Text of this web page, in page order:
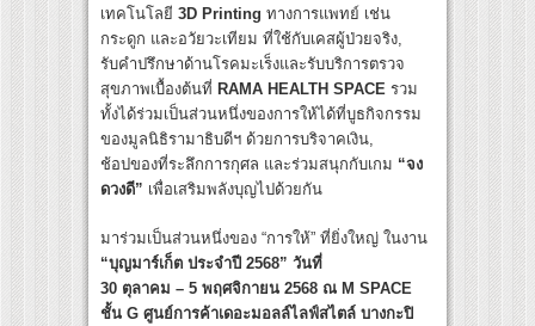
เทคโนโลยี 3D Printing ทางการแพทย์ เช่น
กระดูก และอวัยวะเทียม ที่ใช้กับเคสผู้ป่วยจริง,
รับคำปรึกษาด้านโรคมะเร็งและรับบริการตรวจ
สุขภาพเบื้องต้นที่ RAMA HEALTH SPACE รวม
ทั้งได้ร่วมเป็นส่วนหนึ่งของการให้ได้ที่บูธกิจกรรม
ของมูลนิธิรามาธิบดีฯ ด้วยการบริจาคเงิน,
ช้อปของที่ระลึกการกุศล และร่วมสนุกกับเกม “จง
ดวงดี” เพื่อเสริมพลังบุญไปด้วยกัน
มาร่วมเป็นส่วนหนึ่งของ “การให้” ที่ยิ่งใหญ่ ในงาน
“บุญมาร์เก็ต ประจำปี 2568” วันที่
30 ตุลาคม – 5 พฤศจิกายน 2568 ณ M SPACE
ชั้น G ศูนย์การค้าเดอะมอลล์ไลฟ์สไตล์ บางกะปิ